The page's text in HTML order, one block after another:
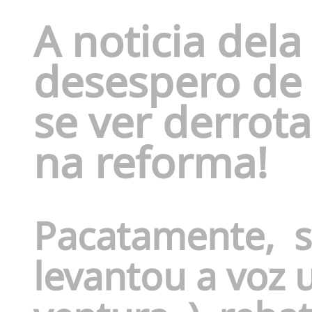
A noticia
desespero
se ver
na reforma!
Pacatamente,
levantou a voz